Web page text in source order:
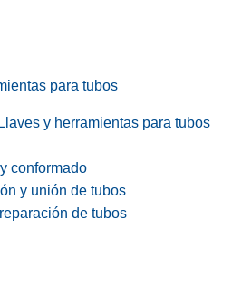
para tubos
y herramientas para tubos
conformado
y unión de tubos
de tubos